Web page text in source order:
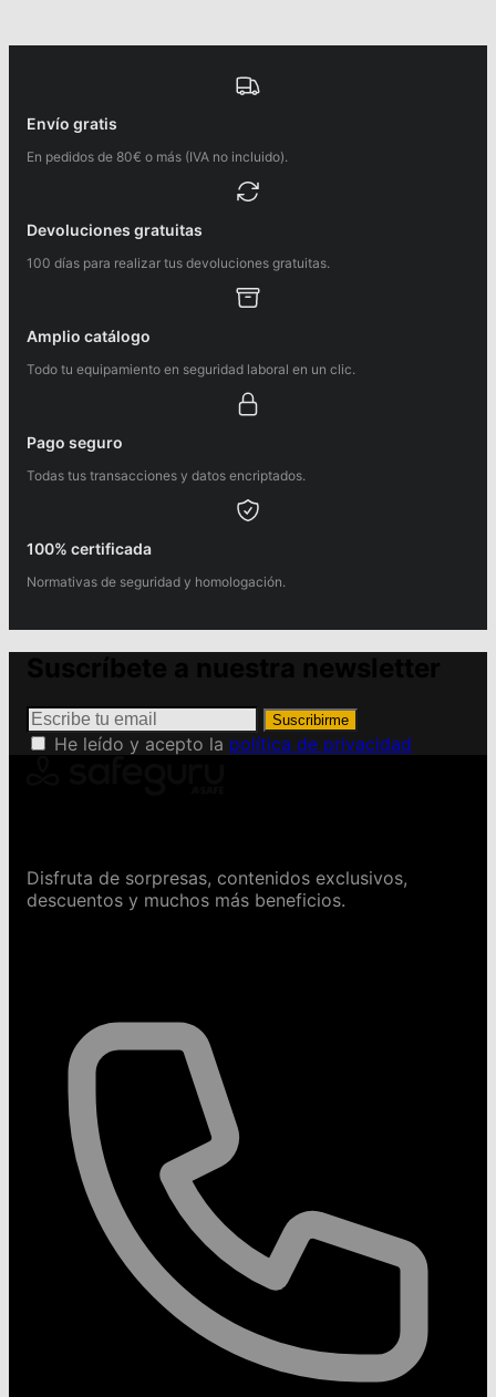
Envío gratis
En pedidos de 80€ o más (IVA no incluido).
Devoluciones gratuitas
100 días para realizar tus devoluciones gratuitas.
Amplio catálogo
Todo tu equipamiento en seguridad laboral en un clic.
Pago seguro
Todas tus transacciones y datos encriptados.
100% certificada
Normativas de seguridad y homologación.
Suscribirme
He leído y acepto la política de privacidad
Disfruta de sorpresas, contenidos exclusivos,
descuentos y muchos más beneficios.